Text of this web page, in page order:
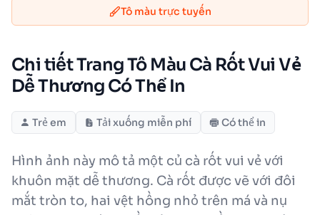
Tô màu trực tuyến
Chi tiết Trang Tô Màu Cà Rốt Vui Vẻ
Dễ Thương Có Thể In
Trẻ em Tải xuống miễn phí Có thể in
Hình ảnh này mô tả một củ cà rốt vui vẻ với
khuôn mặt dễ thương. Cà rốt được vẽ với đôi
mắt tròn to, hai vệt hồng nhỏ trên má và nụ